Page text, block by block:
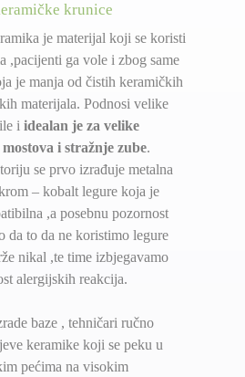
krunice
je materijal koji se koristi
,pacijenti ga vole i zbog same
je manja od čistih keramičkih
materijala. Podnosi velike
iidealan je za velike
i stražnje zube.
se prvo izrađuje metalna
– kobalt legure koja je
,a posebnu pozornost
da to da ne koristimo legure
nikal ,te time izbjegavamo
alergijskih reakcija.
baze , tehničari ručno
keramike koji se peku u
pećima na visokim